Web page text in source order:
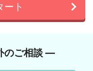
ート
のご相談 ―